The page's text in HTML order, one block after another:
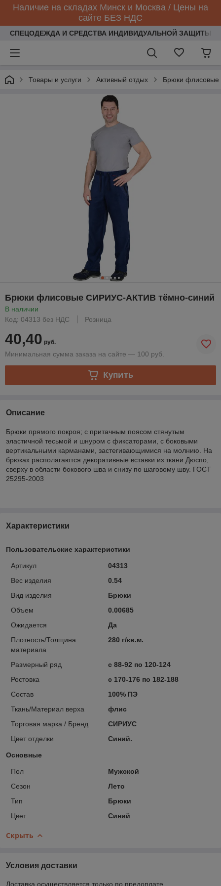
Наличие на складах Минск и Москва / Цены на
сайте БЕЗ НДС
СПЕЦОДЕЖДА И СРЕДСТВА ИНДИВИДУАЛЬНОЙ ЗАЩИТЫ
Товары и услуги Активный отдых Брюки
Брюки флисовые СИРИУС-АКТИВ тёмно-синий
В наличии
Код: 04313 без НДС
Розница
40,40 руб.
Минимальная сумма заказа на сайте — 100 руб.
Купить
Описание
Брюки прямого покроя; с притачным поясом стянутым
эластичной тесьмой и шнуром с фиксаторами, с боковыми
вертикальными карманами, застегивающимися на молнию. На
брюках располагаются декоративные вставки из ткани Дюспо,
сверху в области бокового шва и снизу по шаговому шву. ГОСТ
25295-2003
Характеристики
Пользовательские характеристики
Артикул
04313
Вес изделия
0.54
Вид изделия
Брюки
Объем
0.00685
Ожидается
Да
Плотность/Толщина
материала
280 г/кв.м.
Размерный ряд
с 88-92 по 120-124
Ростовка
с 170-176 по 182-188
Состав
100% ПЭ
Ткань/Материал верха
флис
Торговая марка / Бренд
СИРИУС
Цвет отделки
Синий.
Основные
Пол
Мужской
Сезон
Лето
Тип
Брюки
Цвет
Синий
Скрыть
Условия доставки
Доставка осуществляется только по предоплате.